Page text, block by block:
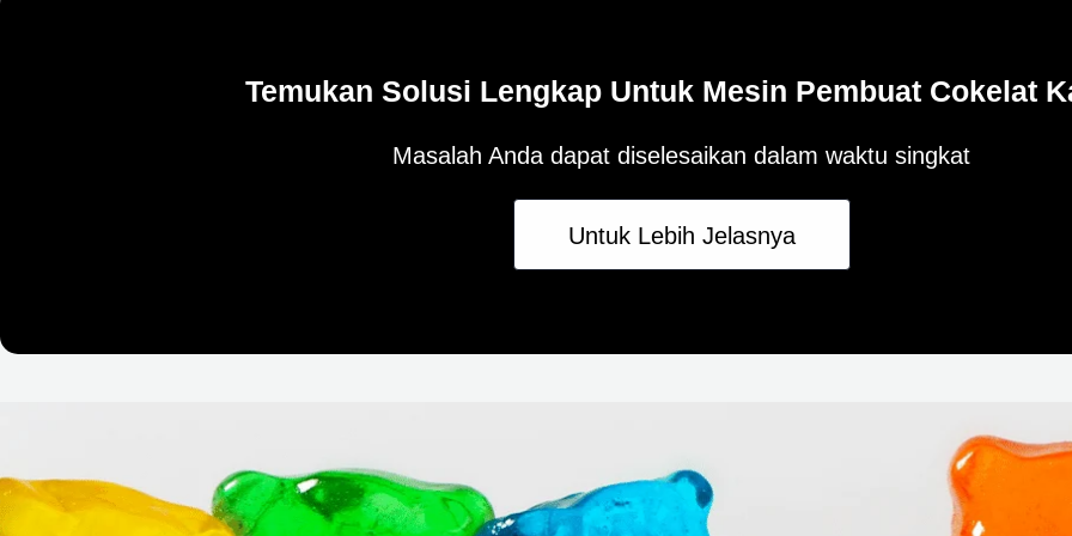
Temukan Solusi Lengkap Untuk Mesin Pembuat Cokelat
Masalah Anda dapat diselesaikan dalam waktu singkat
Untuk Lebih Jelasnya